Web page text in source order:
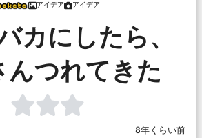
アイデア アイデア
カにしたら、
んつれてきた
8年くらい前